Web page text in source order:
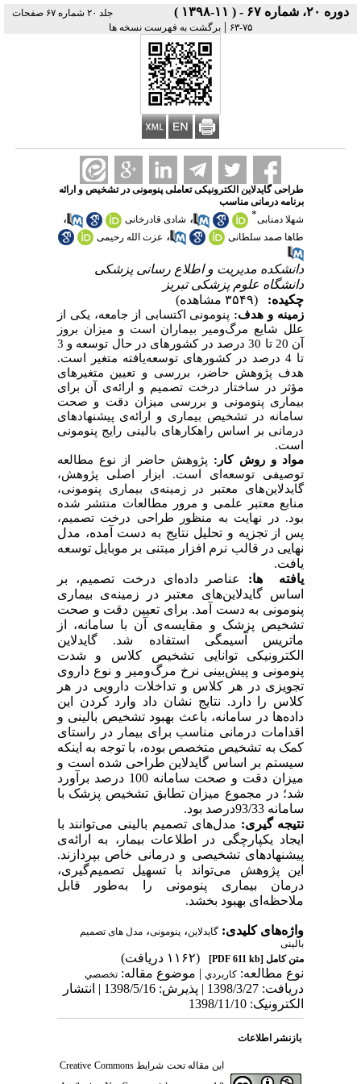
دوره ۲۰، شماره ۶۷ - ( ۱۱-۱۳۹۸ )
جلد ۲۰ شماره ۶۷ صفحات
۷۵-۶۳
| برگشت به فهرست نسخه ها
طراحی گایدلاین الکترونیکی تعاملی پنومونی در تشخیص و ارائه
برنامه درمانی مناسب
شهلا دمنابی* ، شادی قادرخانی ،
طاها صمد سلطانی ، عزت الله رحیمی
دانشکده مدیریت و اطلاع رسانی پزشکی
دانشگاه علوم پزشکی تبریز
چکیده:
(۳۵۴۹ مشاهده)
زمینه و هدف: پنومونی اکتسابی از جامعه، یکی از
علل شایع مرگ‌ومیر بیماران است و میزان بروز
آن 20 تا 30 درصد در کشورهای در حال ‌توسعه و 3
تا 4
درصد در کشورهای توسعه‌یافته متغیر است.
هدف پژوهش حاضر، بررسی و تعیین متغیرهای
مؤثر در ساختار درخت تصمیم و ارائه‌ی آن برای
بیماری پنومونی و بررسی میزان دقت و صحت
سامانه در تشخیص بیماری و ارائه‌ی پیشنهادهای
درمانی بر اساس راهکارهای بالینی رایج پنومونی
است.
مواد و روش­ کار: پژوهش حاضر از نوع مطالعه‌
توصیفی توسعه‌ای است. ابزار اصلی پژوهش،
گایدلاین‌های معتبر در زمینه‌ی بیماری پنومونی،
منابع معتبر علمی و مرور مطالعات منتشر شده
بود. در نهایت به منظور طراحی درخت تصمیم،
پس ازتجزیه و تحلیل نتایج به دست آمده، مدل
نهایی در قالب نرم افزار مبتنی بر موبایل توسعه
یافت.
یافته­ ها:
عناصر داده‌ای درخت تصمیم، بر
اساس گایدلاین‌های معتبر در زمینه‌ی بیماری
پنومونی به دست آمد. برای تعیین دقت و صحت
تشخیص پزشک و مقایسه‌ی آن با سامانه، از
ماتریس آسیمگی استفاده شد. گایدلاین
الکترونیکی توانایی تشخیص کلاس و شدت
پنومونی و پیش‌بینی نرخ مرگ‌ومیر و نوع داروی
تجویزی در هر کلاس و تداخلات دارویی در هر
کلاس را دارد. نتایج نشان داد وارد کردن این
داده‌ها در سامانه، باعث بهبود تشخیص بالینی و
اقدامات درمانی مناسب برای بیمار در راستای
کمک به تشخیص متخصص بوده، با توجه به اینکه
سیستم بر اساس گایدلاین طراحی شده است و
میزان دقت و صحت سامانه 100 درصد برآورد
شد؛ در مجموع میزان تطابق تشخیص پزشک با
سامانه 93/33
درصد بود.
نتیجه ­گیری: مدل‌های تصمیم ‌بالینی می‌توانند با
ایجاد یکپارچگی در اطلاعات بیمار، به ارائه‌ی
پیشنهادهای تشخیصی و درمانی خاص بپردازند.
این پژوهش می‌تواند با تسهیل تصمیم‌گیری،‌
درمان بیماری پنومونی را به‌طور قابل‌
ملاحظه‌ای بهبود بخشد.
واژه‌های کلیدی: گایدلاین، پنومونی، مدل های تصمیم
بالینی
متن کامل[PDF 611 kb]
(۱۱۶۲ دریافت)
نوع مطالعه: كاربردي| موضوع مقاله: تخصصي
دریافت: 1398/3/27 | پذیرش: 1398/5/16 | انتشار
الکترونیک: 1398/11/10
بازنشر اطلاعات
این مقاله تحت شرایطCreative Commons